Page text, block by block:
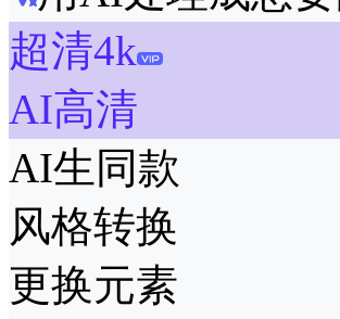
超清4k
AI高清
AI生同款
风格转换
更换元素